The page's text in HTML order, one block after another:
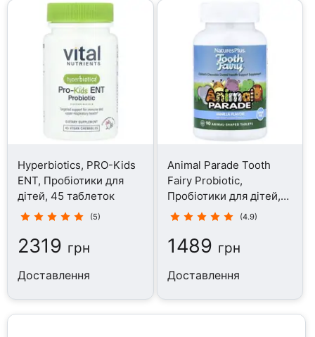
Hyperbiotics, PRO-Kids
ENT, Пробіотики для
дітей, 45 таблеток
(5)
2319 грн
Доставлення
Animal Parade Tooth
Fairy Probiotic,
Пробіотики для дітей,
90 таблеток
(4.9)
1489 грн
Доставлення